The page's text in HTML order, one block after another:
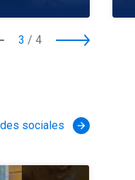
3 / 4
sociales arrow_forward